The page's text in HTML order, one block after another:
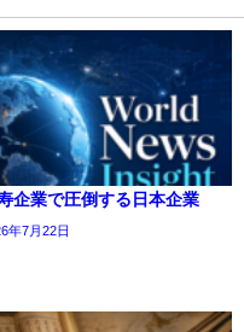
企業で圧倒する日本企業
年7月22日